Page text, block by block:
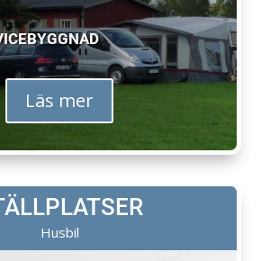
Läs mer
Husbil